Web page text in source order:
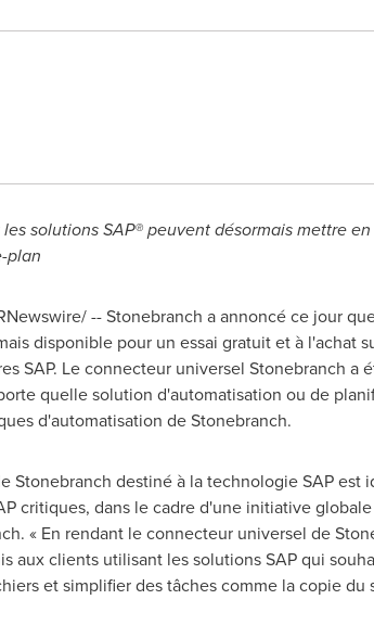
solutions SAP® peuvent désormais mettre
plan
-- Stonebranch a annoncé ce jour
disponible pour un essai gratuit et à l'achat
SAP. Le connecteur universel Stonebranch
quelle solution d'automatisation ou de
d'automatisation de Stonebranch.
Stonebranch destiné à la technologie SAP
critiques, dans le cadre d'une initiative
« En rendant le connecteur universel de
aux clients utilisant les solutions SAP qui
et simplifier des tâches comme la copie